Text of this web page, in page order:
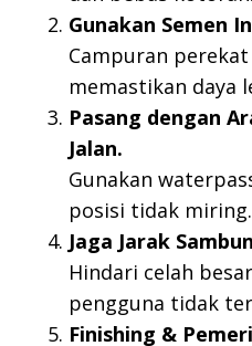
Gunakan Semen
Campuran
memastikan daya
Pasang dengan
Jalan.
Gunakan
posisi tidak miring.
Jaga Jarak
Hindari celah
pengguna tidak
Finishing &